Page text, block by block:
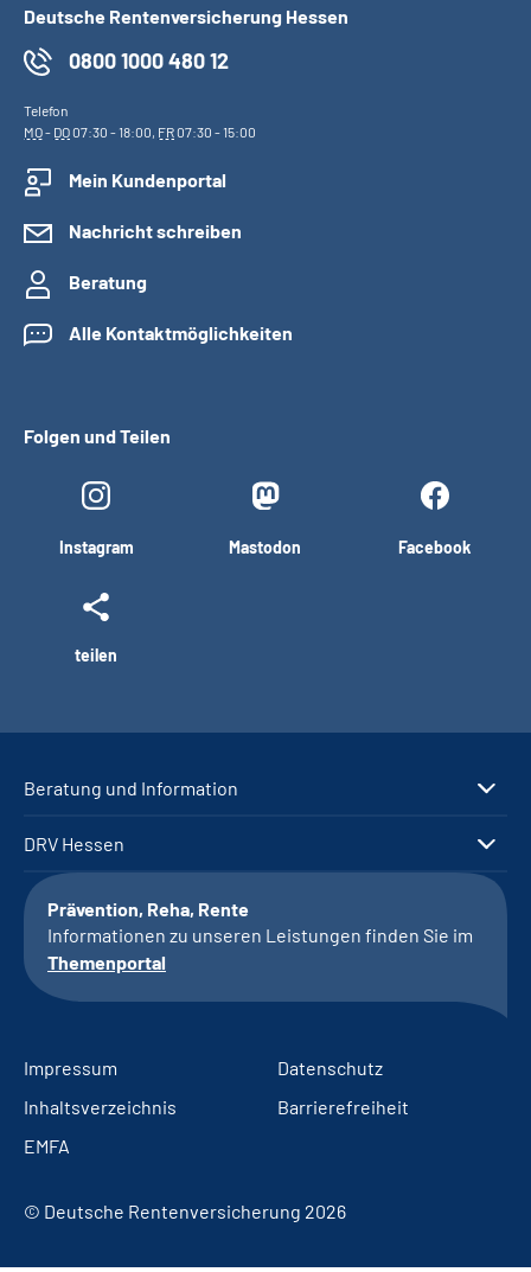
Deutsche Rentenversicherung Hessen
0800 1000 480 12
Telefon
MO- DO07:30 - 18:00, FR07:30 - 15:00
Mein Kundenportal
Nachricht schreiben
Beratung
Alle Kontaktmöglichkeiten
Folgen und Teilen
Instagram Mastodon Facebook
teilen
Beratung und Information
DRV Hessen
Prävention, Reha, Rente
Informationen zu unseren Leistungen finden Sie im
Themenportal
Impressum
Datenschutz
Inhaltsverzeichnis
Barrierefreiheit
EMFA
© Deutsche Rentenversicherung 2026